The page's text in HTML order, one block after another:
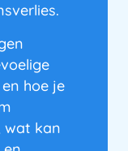
hoe je
wat kan